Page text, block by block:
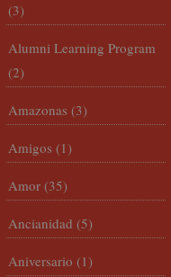
(3)
Alumni Learning Program
(2)
Amazonas (3)
Amigos (1)
Amor (35)
Ancianidad (5)
Aniversario (1)